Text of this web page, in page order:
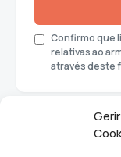
Confirmo que
relativas ao
através deste